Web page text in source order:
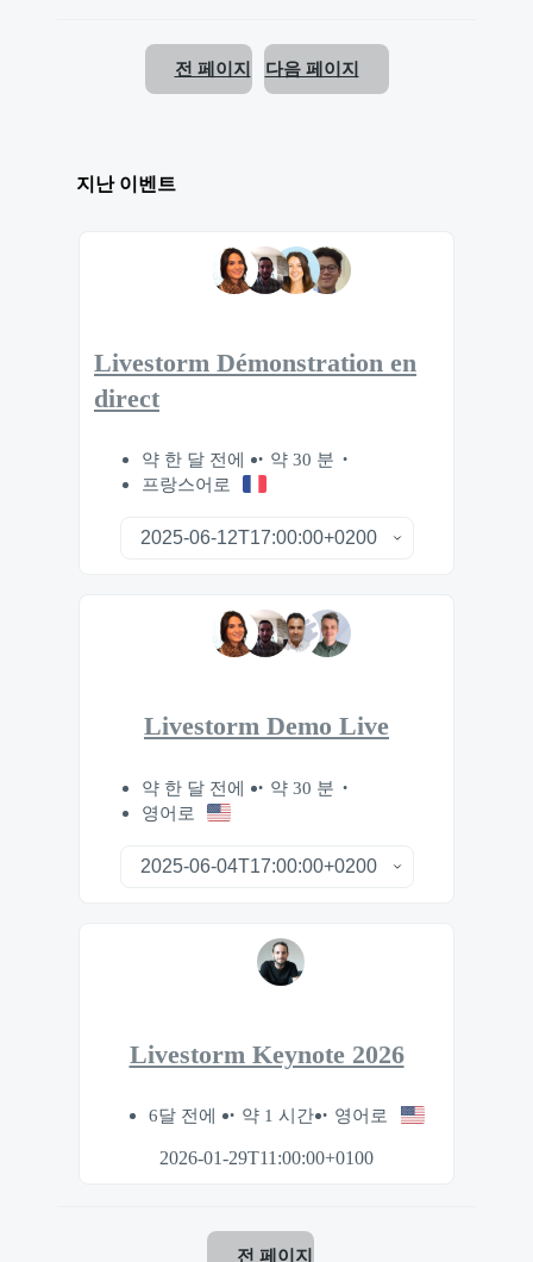
전 페이지 다음 페이지
지난 이벤트
Livestorm Démonstration en
direct
약 한 달 전에
약 30 분
프랑스어로
Livestorm Demo Live
약 한 달 전에
약 30 분
영어로
Livestorm Keynote 2026
6달 전에 약 1 시간 영어로
2026-01-29T11:00:00+0100
전 페이지